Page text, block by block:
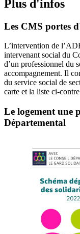
Plus d'infos
Les CMS portes
L’intervention de
intervenant social du
d’un professionnel du
accompagnement. Il
du service social de
carte et la liste ci-
Le logement une
Départemental